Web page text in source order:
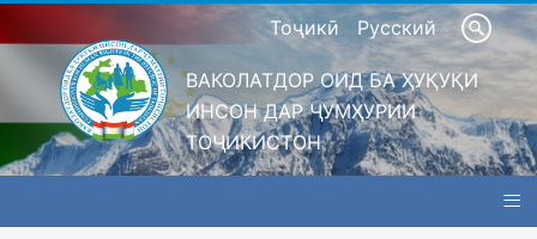
Тоҷикӣ Русский
ВАКОЛАТДОР ОИД БА ҲУҚУҚИ
ИНСОН ДАР ҶУМҲУРИИ
ТОҶИКИСТОН
≡